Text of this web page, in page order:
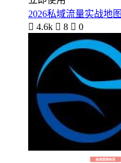
2026私域流量实战地图
 4.6k  8  0